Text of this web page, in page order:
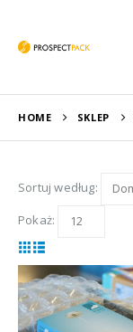
HOME SKLEP
Sortuj według:
Pokaż: